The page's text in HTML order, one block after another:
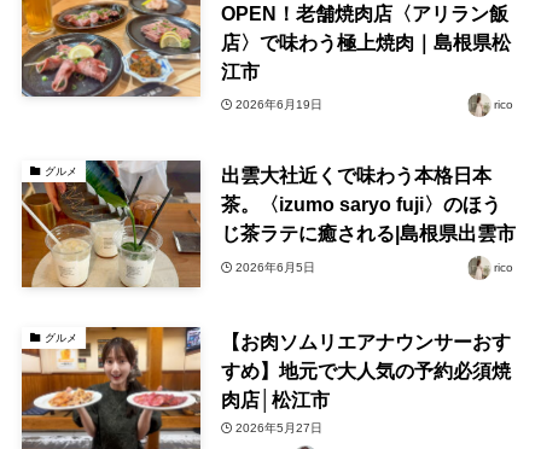
OPEN！老舗焼肉店〈アリラン飯
店〉で味わう極上焼肉｜島根県松
江市
2026年6月19日 rico
グルメ
出雲大社近くで味わう本格日本
茶。〈izumo saryo fuji〉のほう
じ茶ラテに癒される|島根県出雲市
2026年6月5日 rico
グルメ
【お肉ソムリエアナウンサーおす
すめ】地元で大人気の予約必須焼
肉店│松江市
2026年5月27日